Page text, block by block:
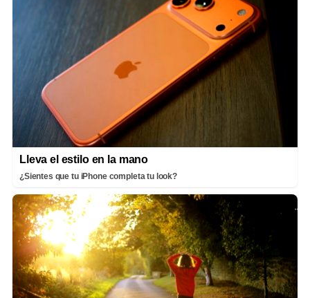
Lleva el estilo en la mano
¿Sientes que tu iPhone completa tu look?